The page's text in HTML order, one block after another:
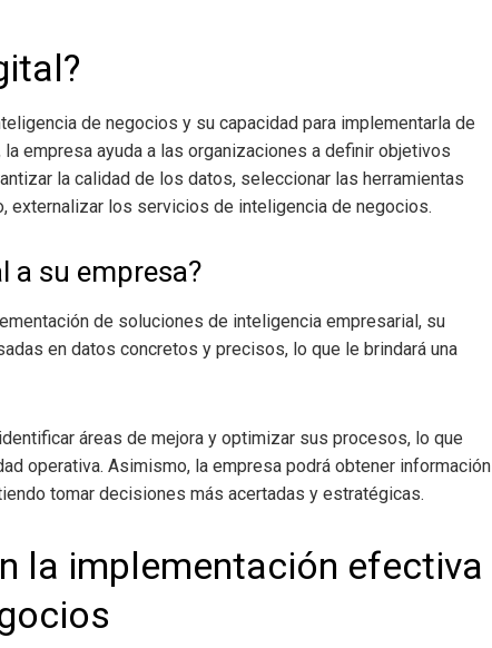
de negocios y su capacidad para implementarla de
empresa ayuda a las organizaciones a definir objetivos
la calidad de los datos, seleccionar las herramientas
externalizar los servicios de inteligencia de negocios.
a su empresa?
de soluciones de inteligencia empresarial, su
en datos concretos y precisos, lo que le brindará una
áreas de mejora y optimizar sus procesos, lo que
operativa. Asimismo, la empresa podrá obtener información
tomar decisiones más acertadas y estratégicas.
la implementación efectiva